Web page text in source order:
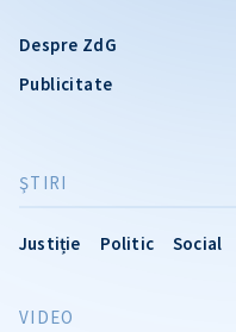
Despre ZdG
Publicitate
ŞTIRI
Justiție Politic Social
VIDEO